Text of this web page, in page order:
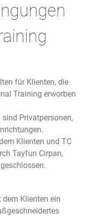
für Klienten, die
Training erworben
Privatpersonen,
Klienten und TC
Tayfun Cirpan,
dem Klienten ein